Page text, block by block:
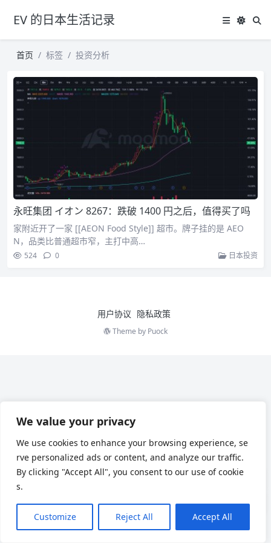
We value your privacy
We use cookies to enhance your browsing experience, se
rve personalized ads or content, and analyze our traffic.
By clicking "Accept All", you consent to our use of cookie
s.
Customize Reject All Accept All
EV 的日本生活记录
首页 标签 投资分析
永旺集团 イオン 8267：跌破 1400 円之后，值得买了吗
家附近开了一家 [[AEON Food Style]] 超市。牌子挂的是 AEO
N，品类比普通超市窄，主打中高…
524 0 日本投资
用户协议 隐私政策
Theme by Puock